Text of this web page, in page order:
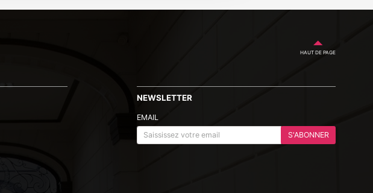
HAUT DE PAGE
NEWSLETTER
EMAIL
S'ABONNER